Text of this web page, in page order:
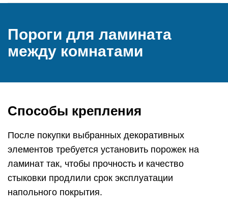
Пороги для ламината
между комнатами
Способы крепления
После покупки выбранных декоративных
элементов требуется установить порожек на
ламинат так, чтобы прочность и качество
стыковки продлили срок эксплуатации
напольного покрытия.